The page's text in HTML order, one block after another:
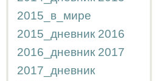
2015_в_мире
2015_дневник 2016
2016_дневник 2017
2017_дневник